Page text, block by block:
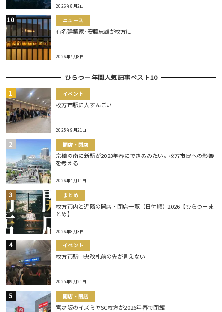
2026年8月2日
ニュース
有名建築家･安藤忠雄が枚方に
2026年7月8日
ひらつー年間人気記事ベスト10
イベント
枚方市駅に人すんごい
2025年9月21日
開店・閉店
京橋の南に新駅が2028年春にできるみたい。枚方市民への影響
を考える
2026年4月11日
まとめ
枚方市内と近隣の開店・閉店一覧（日付順）2026【ひらつーま
とめ】
2026年8月3日
イベント
枚方市駅中央改札前の先が見えない
2025年9月21日
開店・閉店
宮之阪のイズミヤSC枚方が2026年春で閉館